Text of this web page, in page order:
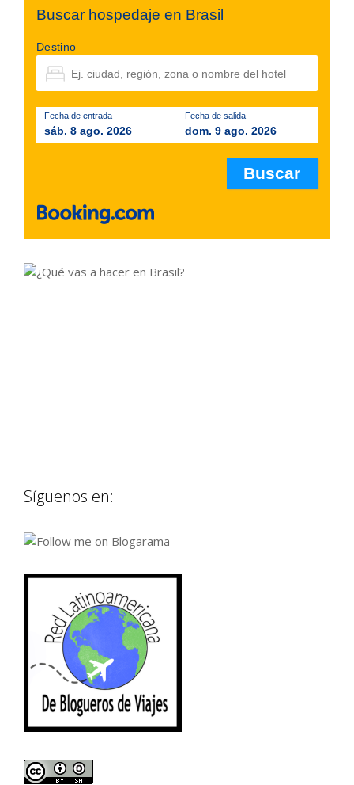
Buscar hospedaje en Brasil
Destino
Fecha de entrada
sáb. 8 ago. 2026
Fecha de salida
dom. 9 ago. 2026
Síguenos en: